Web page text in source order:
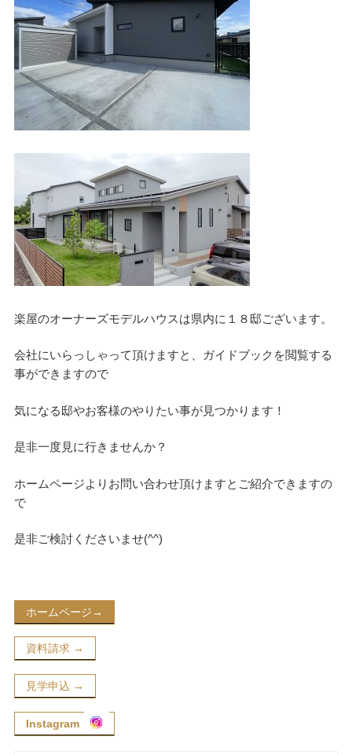
楽屋のオーナーズモデルハウスは県内に１８邸ございます。
会社にいらっしゃって頂けますと、ガイドブックを閲覧する
事ができますので
気になる邸やお客様のやりたい事が見つかります！
是非一度見に行きませんか？
ホームページよりお問い合わせ頂けますとご紹介できますの
で
是非ご検討くださいませ(^^)
ホームページ→
資料請求 →
見学申込 →
Instagram
未分類
索:
本気注文住宅なら群馬の工務店｜楽屋（がくや）